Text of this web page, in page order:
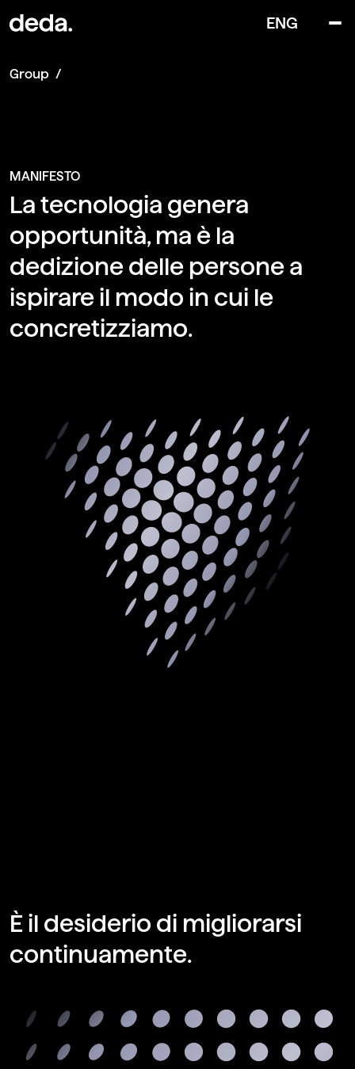
ENG
Group
MANIFESTO
La tecnologia genera
opportunità, ma è la
dedizione delle persone a
ispirare il modo in cui le
concretizziamo.
È il desiderio di migliorarsi
continuamente.